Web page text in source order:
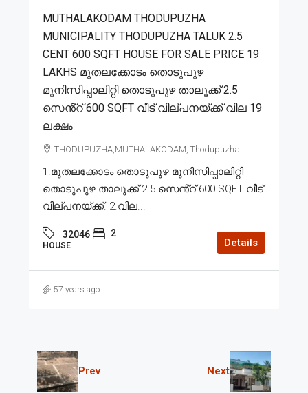
MUTHALAKODAM THODUPUZHA
MUNICIPALITY THODUPUZHA TALUK 2.5
CENT 600 SQFT HOUSE FOR SALE PRICE 19
LAKHS മുതലക്കോടം തൊടുപുഴ
മുനിസിപ്പാലിറ്റി തൊടുപുഴ താലൂക്ക് 2.5
സെൻ്റ് 600 SQFT വീട് വില്പനയ്ക്ക് വില 19
ലക്ഷം
THODUPUZHA,MUTHALAKODAM, Thodupuzha
1.മുതലക്കോടം തൊടുപുഴ മുനിസിപ്പാലിറ്റി
തൊടുപുഴ താലൂക്ക് 2.5 സെൻ്റ് 600 SQFT വീട്
വില്പനയ്ക്ക്. 2.വില...
32046 2
HOUSE Details
57 years ago
Prev Next